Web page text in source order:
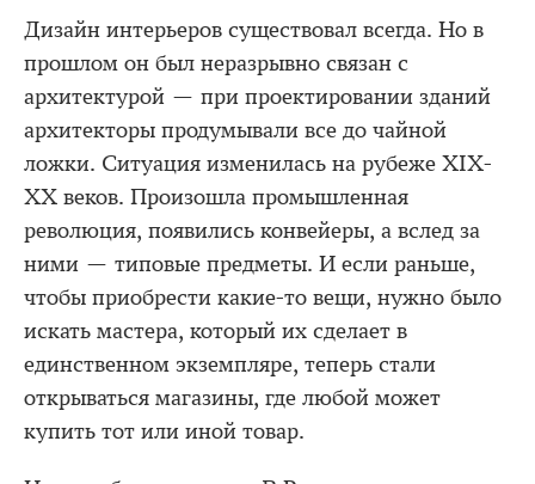
Дизайн интерьеров существовал всегда. Но в
прошлом он был неразрывно связан с
архитектурой — при проектировании зданий
архитекторы продумывали все до чайной
ложки. Ситуация изменилась на рубеже XIX-
XX веков. Произошла промышленная
революция, появились конвейеры, а вслед за
ними — типовые предметы. И если раньше,
чтобы приобрести какие-то вещи, нужно было
искать мастера, который их сделает в
единственном экземпляре, теперь стали
открываться магазины, где любой может
купить тот или иной товар.